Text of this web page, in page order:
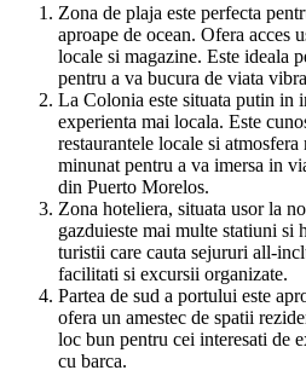
Zona de plaja este perfecta
aproape de ocean. Ofera acces
locale si magazine. Este ideala
pentru a va bucura de viata
La Colonia este situata putin in
experienta mai locala. Este
restaurantele locale si
minunat pentru a va imersa in
din Puerto Morelos.
Zona hoteliera, situata usor la
gazduieste mai multe statiuni si
turistii care cauta sejururi all-
facilitati si excursii organizate.
Partea de sud a portului este
ofera un amestec de spatii
loc bun pentru cei interesati de
cu barca.